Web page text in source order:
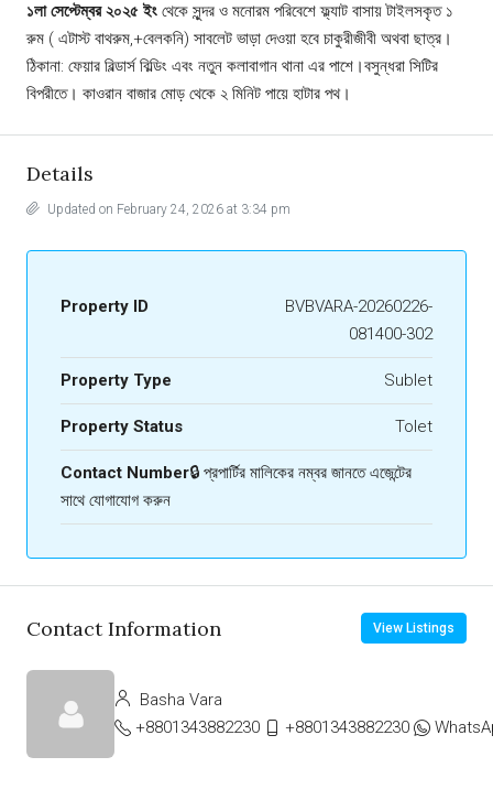
১লা সেপ্টেম্বর ২০২৫ ইং থেকে সুন্দর ও মনোরম পরিবেশে ফ্ল্যাট বাসায় টাইলসকৃত ১
রুম ( এটাস্ট বাথরুম,+বেলকনি) সাবলেট ভাড়া দেওয়া হবে চাকুরীজীবী অথবা ছাত্র।
ঠিকানা: ফেয়ার বিল্ডার্স বিল্ডিং এবং নতুন কলাবাগান থানা এর পাশে।বসুন্ধরা সিটির
বিপরীতে। কাওরান বাজার মোড় থেকে ২ মিনিট পায়ে হাটার পথ।
Details
Updated on February 24, 2026 at 3:34 pm
Property ID
BVBVARA-20260226-
081400-302
Property Type Sublet
Property Status Tolet
Contact Number🔒 প্রপার্টির মালিকের নম্বর জানতে এজেন্টের
সাথে যোগাযোগ করুন
Contact Information View Listings
Basha Vara
+8801343882230
+8801343882230